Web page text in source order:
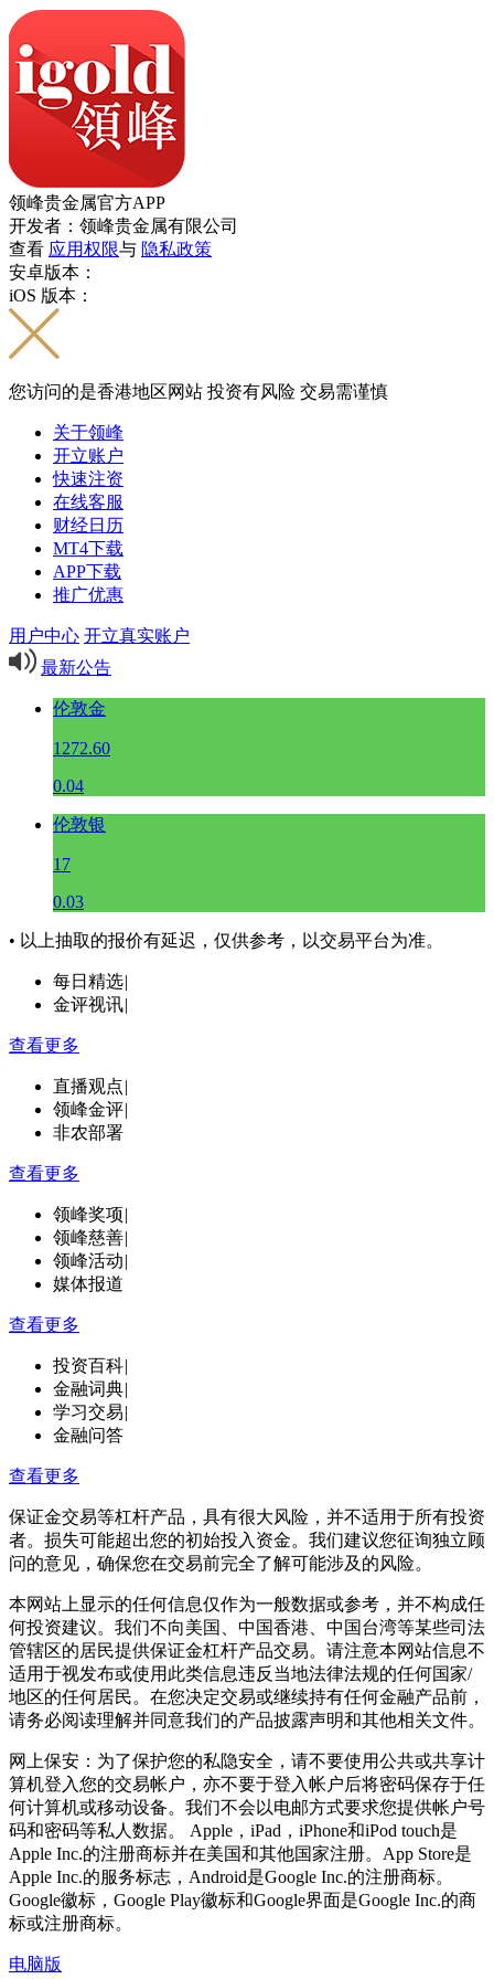
领峰贵金属官方APP
开发者：领峰贵金属有限公司
查看 应用权限与 隐私政策
安卓版本：
iOS 版本：
您访问的是香港地区网站 投资有风险 交易需谨慎
关于领峰
开立账户
快速注资
在线客服
财经日历
MT4下载
APP下载
推广优惠
用户中心 开立真实账户
最新公告
伦敦金
1272.60
0.04
伦敦银
17
0.03
• 以上抽取的报价有延迟，仅供参考，以交易平台为准。
每日精选|
金评视讯|
查看更多
直播观点|
领峰金评|
非农部署
查看更多
领峰奖项|
领峰慈善|
领峰活动|
媒体报道
查看更多
投资百科|
金融词典|
学习交易|
金融问答
查看更多
保证金交易等杠杆产品，具有很大风险，并不适用于所有投资
者。损失可能超出您的初始投入资金。我们建议您征询独立顾
问的意见，确保您在交易前完全了解可能涉及的风险。
本网站上显示的任何信息仅作为一般数据或参考，并不构成任
何投资建议。我们不向美国、中国香港、中国台湾等某些司法
管辖区的居民提供保证金杠杆产品交易。请注意本网站信息不
适用于视发布或使用此类信息违反当地法律法规的任何国家/
地区的任何居民。在您决定交易或继续持有任何金融产品前，
请务必阅读理解并同意我们的产品披露声明和其他相关文件。
网上保安：为了保护您的私隐安全，请不要使用公共或共享计
算机登入您的交易帐户，亦不要于登入帐户后将密码保存于任
何计算机或移动设备。我们不会以电邮方式要求您提供帐户号
码和密码等私人数据。 Apple，iPad，iPhone和iPod touch是
Apple Inc.的注册商标并在美国和其他国家注册。App Store是
Apple Inc.的服务标志，Android是Google Inc.的注册商标。
Google徽标，Google Play徽标和Google界面是Google Inc.的商
标或注册商标。
电脑版